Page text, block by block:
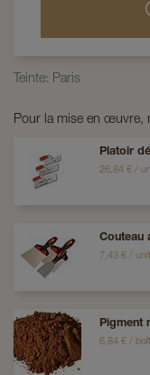
Teinte: Paris
Pour la mise en œuvre,
Platoir
26,84 € /
Couteau
7,43 € /
Pigment
6,84 € /